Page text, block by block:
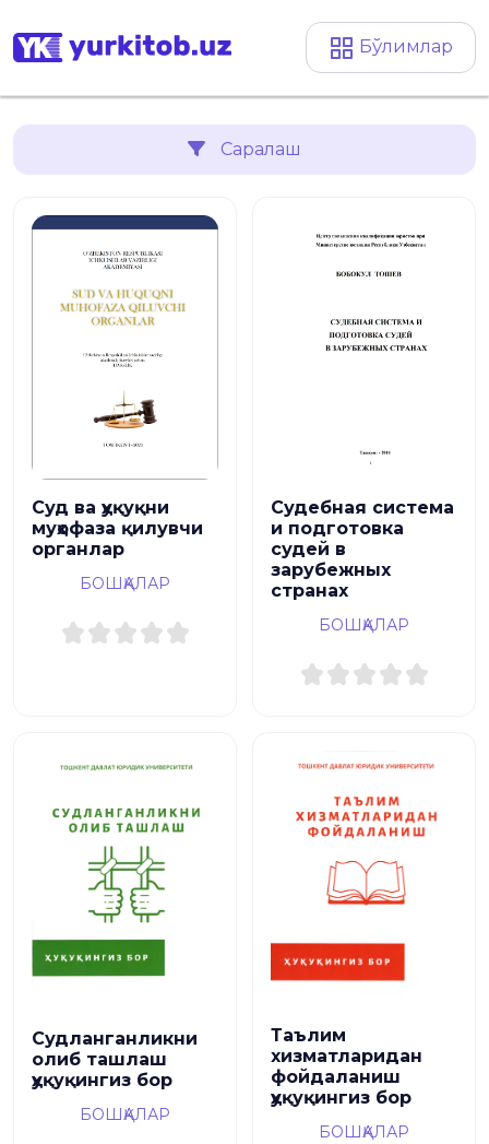
Бўлимлар
Саралаш
Суд ва ҳуқуқни
муҳофаза қилувчи
органлар
БОШҚАЛАР
Судебная система
и подготовка
судей в
зарубежных
странах
БОШҚАЛАР
Судланганликни
олиб ташлаш
ҳуқуқингиз бор
БОШҚАЛАР
Таълим
хизматларидан
фойдаланиш
ҳуқуқингиз бор
БОШҚАЛАР